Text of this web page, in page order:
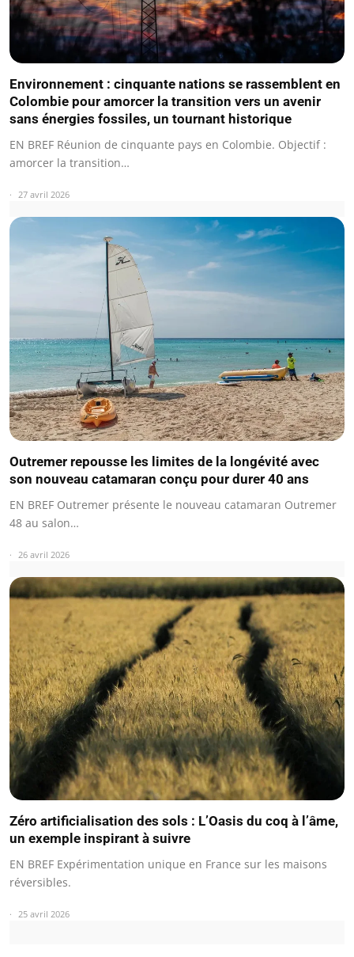
Environnement : cinquante nations se rassemblent en
Colombie pour amorcer la transition vers un avenir
sans énergies fossiles, un tournant historique
EN BREF Réunion de cinquante pays en Colombie. Objectif :
amorcer la transition…
27 avril 2026
Outremer repousse les limites de la longévité avec
son nouveau catamaran conçu pour durer 40 ans
EN BREF Outremer présente le nouveau catamaran Outremer
48 au salon…
26 avril 2026
Zéro artificialisation des sols : L’Oasis du coq à l’âme,
un exemple inspirant à suivre
EN BREF Expérimentation unique en France sur les maisons
réversibles.
25 avril 2026